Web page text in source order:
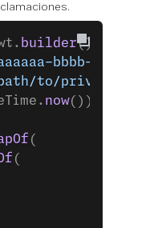
builder()
bbbb-cccc-
to/
now())
(
(